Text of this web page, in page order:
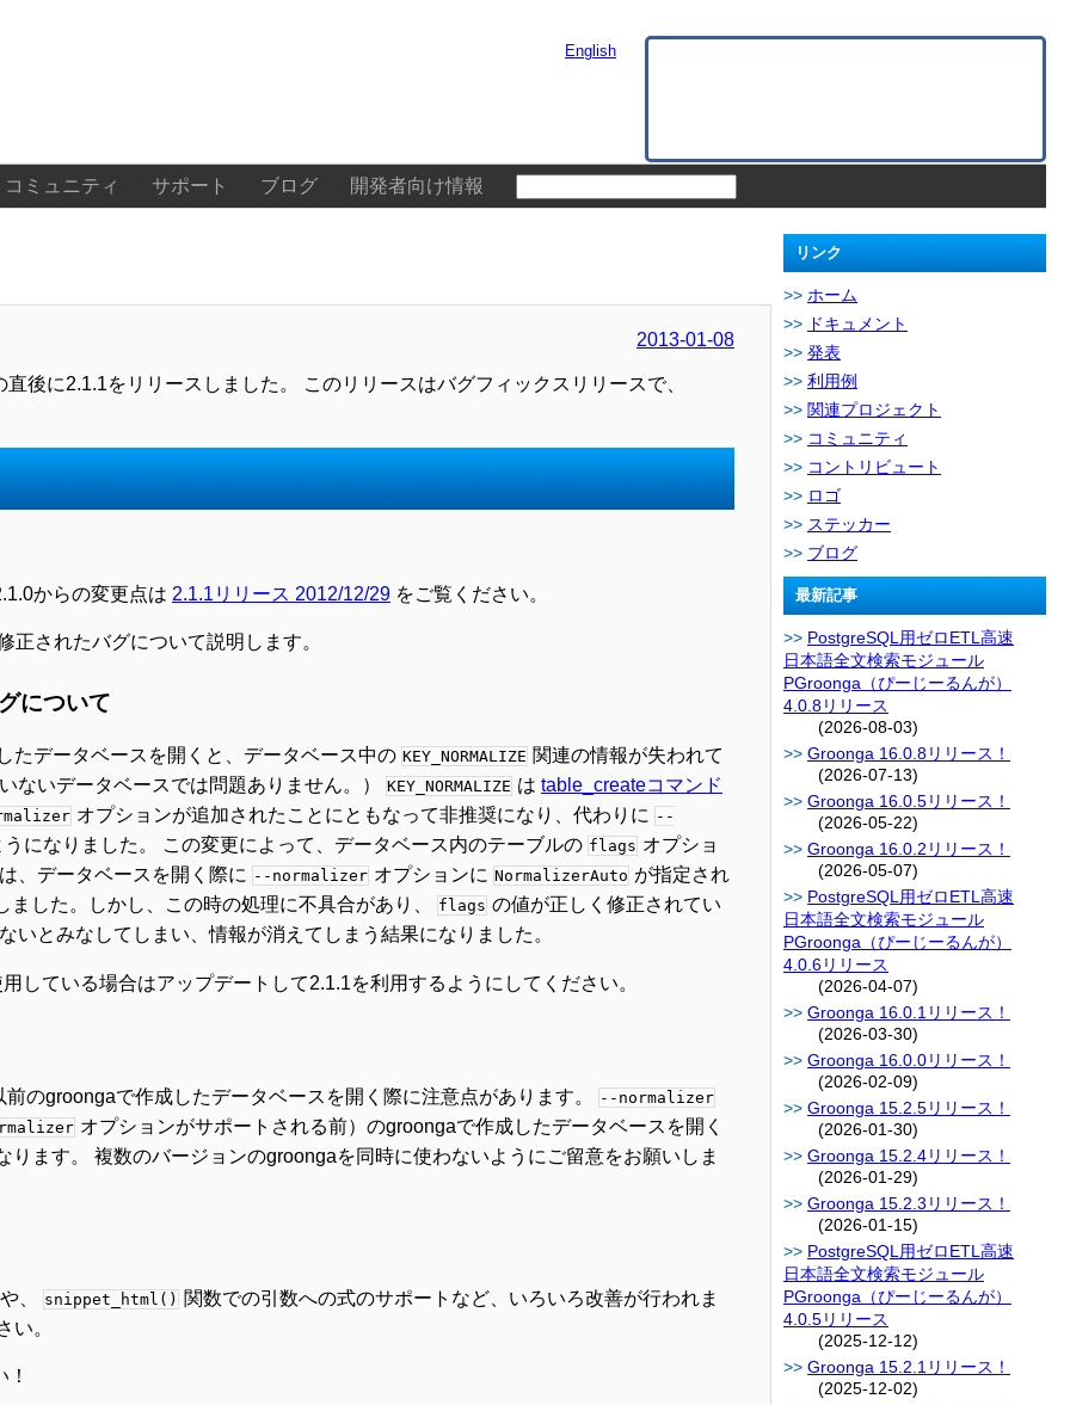
コミュニティ サポート ブログ 開発者向け情報
English
2013-01-08
後に2.1.1をリリースしました。 このリリースはバグフィックスリリースで、
からの変更点は 2.1.1リリース 2012/12/29 をご覧ください。
されたバグについて説明します。
について
たデータベースを開くと、データベース中の KEY_NORMALIZE 関連の情報が失われて
ないデータベースでは問題ありません。） KEY_NORMALIZE は table_createコマンド
オプションが追加されたことにともなって非推奨になり、代わりに --
うになりました。 この変更によって、データベース内のテーブルの flags オプショ
、データベースを開く際に --normalizer オプションに NormalizerAuto が指定され
した。しかし、この時の処理に不具合があり、 flags の値が正しく修正されてい
いとみなしてしまい、情報が消えてしまう結果になりました。
している場合はアップデートして2.1.1を利用するようにしてください。
のgroongaで作成したデータベースを開く際に注意点があります。 --normalizer
オプションがサポートされる前）のgroongaで作成したデータベースを開く
ます。 複数のバージョンのgroongaを同時に使わないようにご留意をお願いしま
、 snippet_html() 関数での引数への式のサポートなど、いろいろ改善が行われま
い。
リンク
ホーム
ドキュメント
発表
利用例
関連プロジェクト
コミュニティ
コントリビュート
ロゴ
ステッカー
ブログ
最新記事
PostgreSQL用ゼロETL高速
日本語全文検索モジュール
PGroonga（ぴーじーるんが）
4.0.8リリース
(2026-08-03)
Groonga 16.0.8リリース！
(2026-07-13)
Groonga 16.0.5リリース！
(2026-05-22)
Groonga 16.0.2リリース！
(2026-05-07)
PostgreSQL用ゼロETL高速
日本語全文検索モジュール
PGroonga（ぴーじーるんが）
4.0.6リリース
(2026-04-07)
Groonga 16.0.1リリース！
(2026-03-30)
Groonga 16.0.0リリース！
(2026-02-09)
Groonga 15.2.5リリース！
(2026-01-30)
Groonga 15.2.4リリース！
(2026-01-29)
Groonga 15.2.3リリース！
(2026-01-15)
PostgreSQL用ゼロETL高速
日本語全文検索モジュール
PGroonga（ぴーじーるんが）
4.0.5リリース
(2025-12-12)
Groonga 15.2.1リリース！
(2025-12-02)